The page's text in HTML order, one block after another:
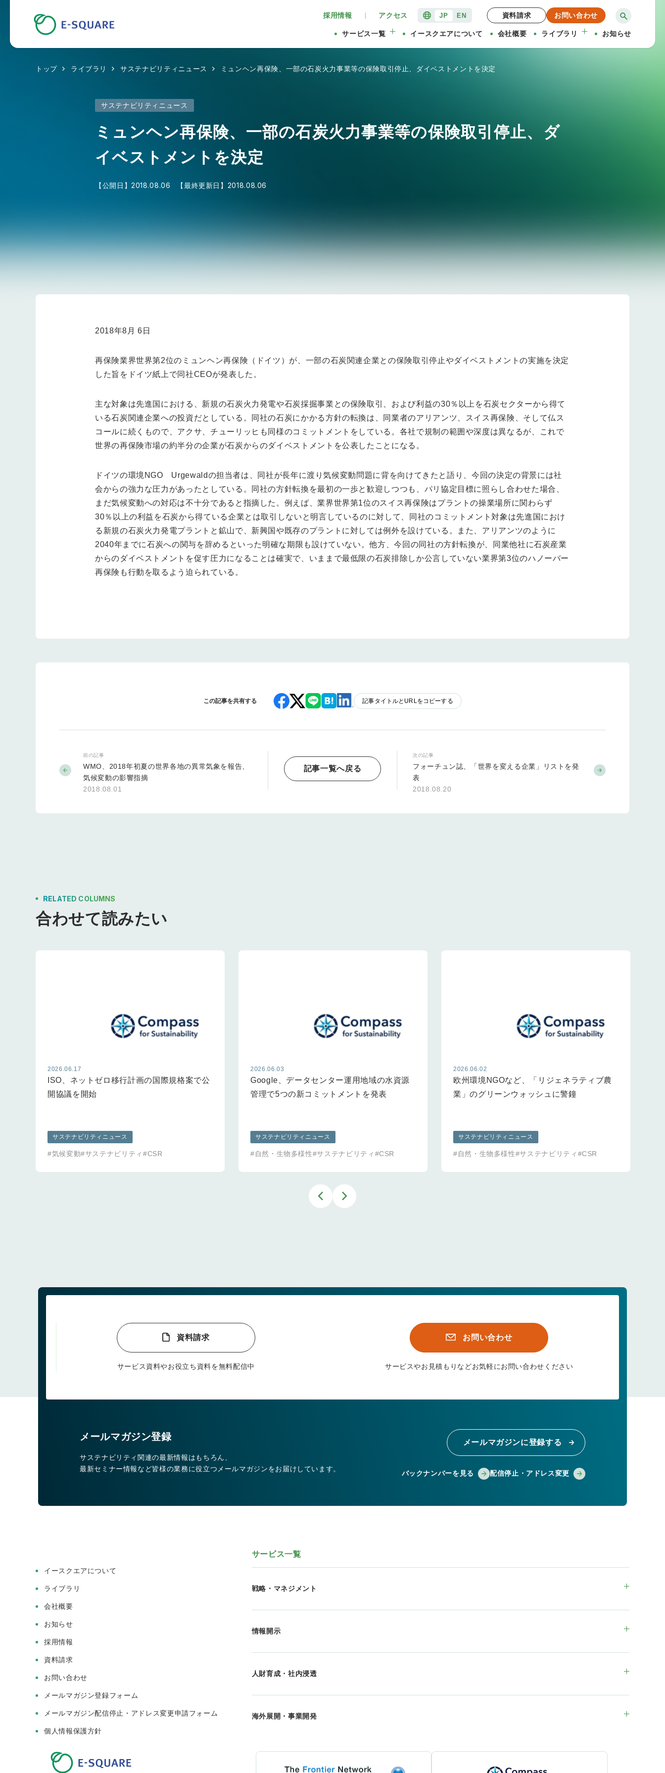
JP EN
サービス一覧 イースクエアについて 会社概要 ライブラリ お知らせ
採用情報 アクセス 資料請求 お問い合わせ
トップ ライブラリ サステナビリティニュース ミュンヘン再保険、一部の石炭火力事業等の保険取引停止、ダイベストメントを決定
サステナビリティニュース
ミュンヘン再保険、一部の石炭火力事業等の保険取引停止、ダ
イベストメントを決定
【公開日】2018.08.06 【最終更新日】 2018.08.06
2018年8月 6日
再保険業界世界第2位のミュンヘン再保険（ドイツ）が、一部の石炭関連企業との保険取引停止やダイベストメントの実施を決定
した旨をドイツ紙上で同社CEOが発表した。
主な対象は先進国における、新規の石炭火力発電や石炭採掘事業との保険取引、および利益の30％以上を石炭セクターから得て
いる石炭関連企業への投資だとしている。同社の石炭にかかる方針の転換は、同業者のアリアンツ、スイス再保険、そして仏ス
コールに続くもので、アクサ、チューリッヒも同様のコミットメントをしている。各社で規制の範囲や深度は異なるが、これで
世界の再保険市場の約半分の企業が石炭からのダイベストメントを公表したことになる。
ドイツの環境NGO Urgewaldの担当者は、同社が長年に渡り気候変動問題に背を向けてきたと語り、今回の決定の背景には社
会からの強力な圧力があったとしている。同社の方針転換を最初の一歩と歓迎しつつも、パリ協定目標に照らし合わせた場合、
まだ気候変動への対応は不十分であると指摘した。例えば、業界世界第1位のスイス再保険はプラントの操業場所に関わらず
30％以上の利益を石炭から得ている企業とは取引しないと明言しているのに対して、同社のコミットメント対象は先進国におけ
る新規の石炭火力発電プラントと鉱山で、新興国や既存のプラントに対しては例外を設けている。また、アリアンツのように
2040年までに石炭への関与を辞めるといった明確な期限も設けていない。他方、今回の同社の方針転換が、同業他社に石炭産業
からのダイベストメントを促す圧力になることは確実で、いままで最低限の石炭排除しか公言していない業界第3位のハノーバー
再保険も行動を取るよう迫られている。
この記事を共有する 記事タイトルとURLをコピーする
前の記事
WMO、2018年初夏の世界各地の異常気象を報告、
気候変動の影響指摘
2018.08.01
記事一覧へ戻る
次の記事
フォーチュン誌、「世界を変える企業」リストを発
表
2018.08.20
RELATED COLUMNS
合わせて読みたい
2026.06.17
ISO、ネットゼロ移行計画の国際規格案で公
開協議を開始
サステナビリティニュース
#気候変動#サステナビリティ #CSR
2026.06.03
Google、データセンター運用地域の水資源
管理で5つの新コミットメントを発表
サステナビリティニュース
#自然・生物多様性#サステナビリティ #CSR
2026.06.02
欧州環境NGOなど、「リジェネラティブ農
業」のグリーンウォッシュに警鐘
サステナビリティニュース
#自然・生物多様性#サステナビリティ #CSR
資料請求
サービス資料やお役立ち資料を無料配信中
お問い合わせ
サービスやお見積もりなどお気軽にお問い合わせください
メールマガジン登録
サステナビリティ関連の最新情報はもちろん、
最新セミナー情報など皆様の業務に役立つメールマガジンをお届けしています。
メールマガジンに登録する
バックナンバーを見る 配信停止・アドレス変更
サービス一覧
戦略・マネジメント
情報開示
人財育成・社内浸透
海外展開・事業開発
イースクエアについて
ライブラリ
会社概要
お知らせ
採用情報
資料請求
お問い合わせ
メールマガジン登録フォーム
メールマガジン配信停止・アドレス変更申請フォーム
個人情報保護方針